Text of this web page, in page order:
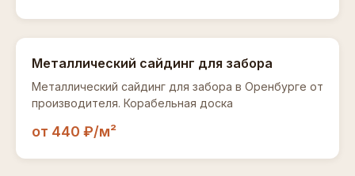
Металлический сайдинг для забора
Металлический сайдинг для забора в Оренбурге от
производителя. Корабельная доска
от 440 ₽/м²